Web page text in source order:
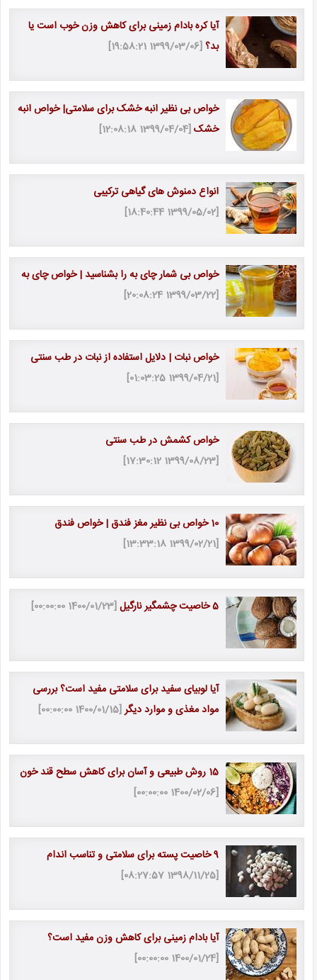
آیا کره بادام زمینی برای کاهش وزن خوب است یا
بد؟[1399/03/06 19:58:21]
خواص بی نظیر انبه خشک برای سلامتی| خواص انبه
خشک[1399/04/04 12:08:18]
انواع دمنوش های گیاهی ترکیبی
[1399/05/02 18:40:44]
خواص بی شمار چای به را بشناسید | خواص چای به
[1399/03/22 20:08:24]
خواص نبات | دلایل استفاده از نبات در طب سنتی
[1399/04/21 01:03:25]
خواص کشمش در طب سنتی
[1399/08/23 17:30:12]
10 خواص بی نظیر مغز فندق | خواص فندق
[1399/02/21 13:33:18]
5 خاصیت چشمگیر نارگیل [1400/01/23 00:00:00]
آیا لوبیای سفید برای سلامتی مفید است؟ بررسی
مواد مغذی و موارد دیگر[1400/01/15 00:00:00]
15 روش طبیعی و آسان برای کاهش سطح قند خون
[1400/02/06 00:00:00]
9 خاصیت پسته برای سلامتی و تناسب اندام
[1398/11/25 08:27:57]
آیا بادام زمینی برای کاهش وزن مفید است؟
[1400/01/24 00:00:00]